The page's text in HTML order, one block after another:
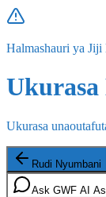
Halmashauri ya Jiji
Ukurasa
Rudi Nyumbani
Ask GWF AI